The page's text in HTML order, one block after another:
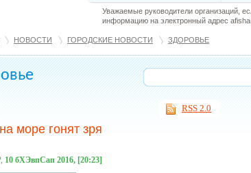
Уважаемые руководители организаций,
информацию на электронный адрес
НОВОСТИ ГОРОДСКИЕ НОВОСТИ ЗДОРОВЬЕ
RSS 2.0
море гонят зря
10 бХЭвпСап 2016, [20:23]